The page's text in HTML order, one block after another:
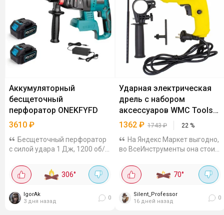
Аккумуляторный
бесщеточный
перфоратор ONEKFYFD
3610 ₽
Бесщеточный перфоратор
с силой удара 1 Дж, 1200 об/
патроном. В комплекте идут 2
аккумулятора и зарядное
совместим с...
306°
IgorAk
3 дня назад
0
Ударная электрическая
дрель с набором
аксессуаров WMC Tools
WMC-Z1J-DH31-13
1362 ₽ 1743₽ 22 %
На Яндекс Маркет выгодно,
во ВсеИнструменты она стоит
скорость до 3100 об/мин,
патрон 1,5-13 мм. Есть реверс,
ударный режим -...
70°
Silent_Professor
16 дней назад
0